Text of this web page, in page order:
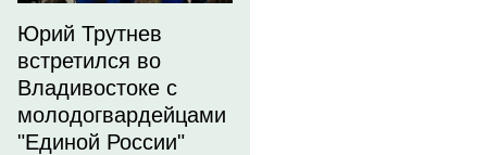
Юрий Трутнев
встретился во
Владивостоке с
молодогвардейцами
"Единой России"